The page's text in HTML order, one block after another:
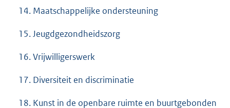
14. Maatschappelijke ondersteuning
15. Jeugdgezondheidszorg
16. Vrijwilligerswerk
17. Diversiteit en discriminatie
18. Kunst in de openbare ruimte en buurtgebonden